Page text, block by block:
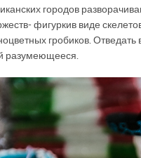
городов
- фигурки в виде
гробиков. Отведать
разумеющееся.